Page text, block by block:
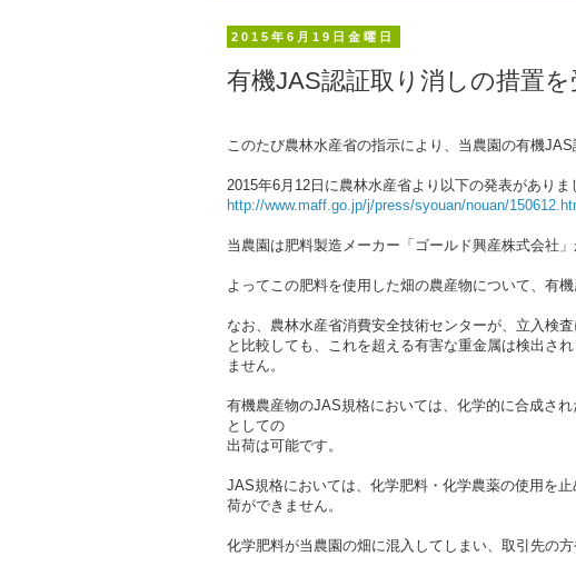
2015年6月19日金曜日
有機JAS認証取り消しの措置
このたび農林水産省の指示により、当農園の有機
2015年6月12日に農林水産省より以下の発表がありま
http://www.maff.go.jp/j/press/syouan/nouan/
当農園は肥料製造メーカー「ゴールド興産株式会社
よってこの肥料を使用した畑の農産物について、有
なお、農林水産省消費安全技術センターが、立入検
と比較しても、これを超える有害な重金属は検出さ
ません。
有機農産物のJAS規格においては、化学的に合成さ
としての
出荷は可能です。
JAS規格においては、化学肥料・化学農薬の使用を
荷ができません。
化学肥料が当農園の畑に混入してしまい、取引先の